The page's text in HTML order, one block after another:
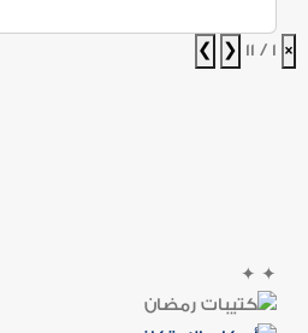
×
1 / 11
❮
❯
✦
✦